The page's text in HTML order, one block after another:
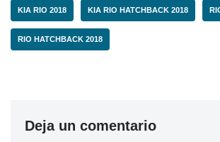
KIA RIO 2018 KIA RIO HATCHBACK 2018
RIO HATCHBACK 2018
Deja un comentario